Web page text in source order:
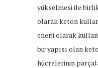
yükselmesi ile
olarak keton
enerji olarak
bir yapısı olan
hücrelerinin